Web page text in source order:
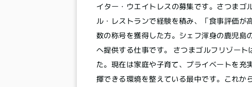
イター・ウエイトレスの募集です。さつまゴ
ル・レストランで経験を積み、「食事評価
数の称号を獲得した方。シェフ渾身の鹿児島
へ提供する仕事です。 さつまゴルフリゾー
た。現在は家庭や子育て、プライベートを充
揮できる環境を整えている最中です。これか